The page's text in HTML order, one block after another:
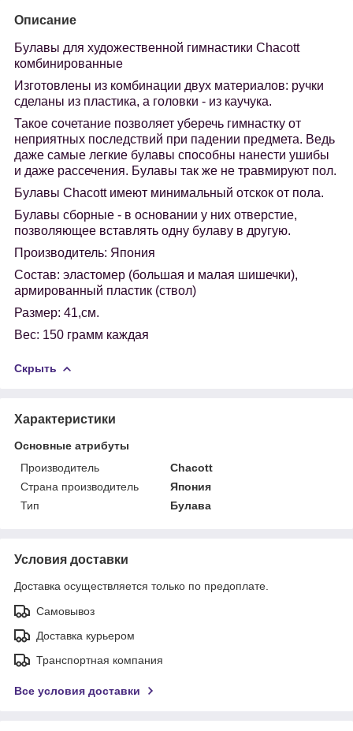
Описание
Булавы для художественной гимнастики Chacott
комбинированные
Изготовлены из комбинации двух материалов: ручки
сделаны из пластика, а головки - из каучука.
Такое сочетание позволяет уберечь гимнастку от
неприятных последствий при падении предмета. Ведь
даже самые легкие булавы способны нанести ушибы
и даже рассечения. Булавы так же не травмируют пол.
Булавы Chacottимеют минимальный отскок от пола.
Булавы сборные - в основании у них отверстие,
позволяющее вставлять одну булаву в другую.
Производитель: Япония
Состав: эластомер (большая и малая шишечки),
армированный пластик (ствол)
Размер: 41,см.
Вес: 150 грамм каждая
Скрыть
Характеристики
Основные атрибуты
Производитель
Chacott
Страна производитель
Япония
Тип
Булава
Условия доставки
Доставка осуществляется только по предоплате.
Самовывоз
Доставка курьером
Транспортная компания
Все условия доставки